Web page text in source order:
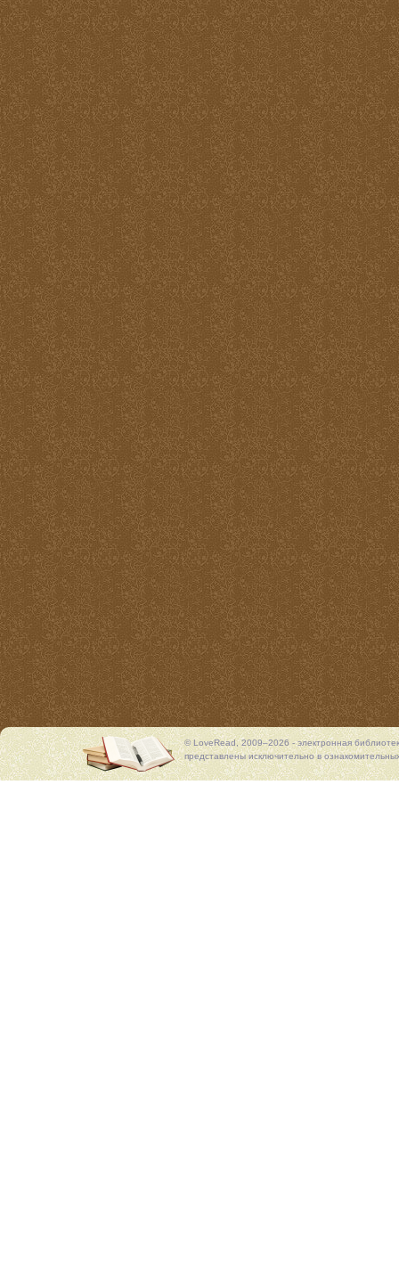
© LoveRead, 2009–2026 - электронная
представлены исключительно в